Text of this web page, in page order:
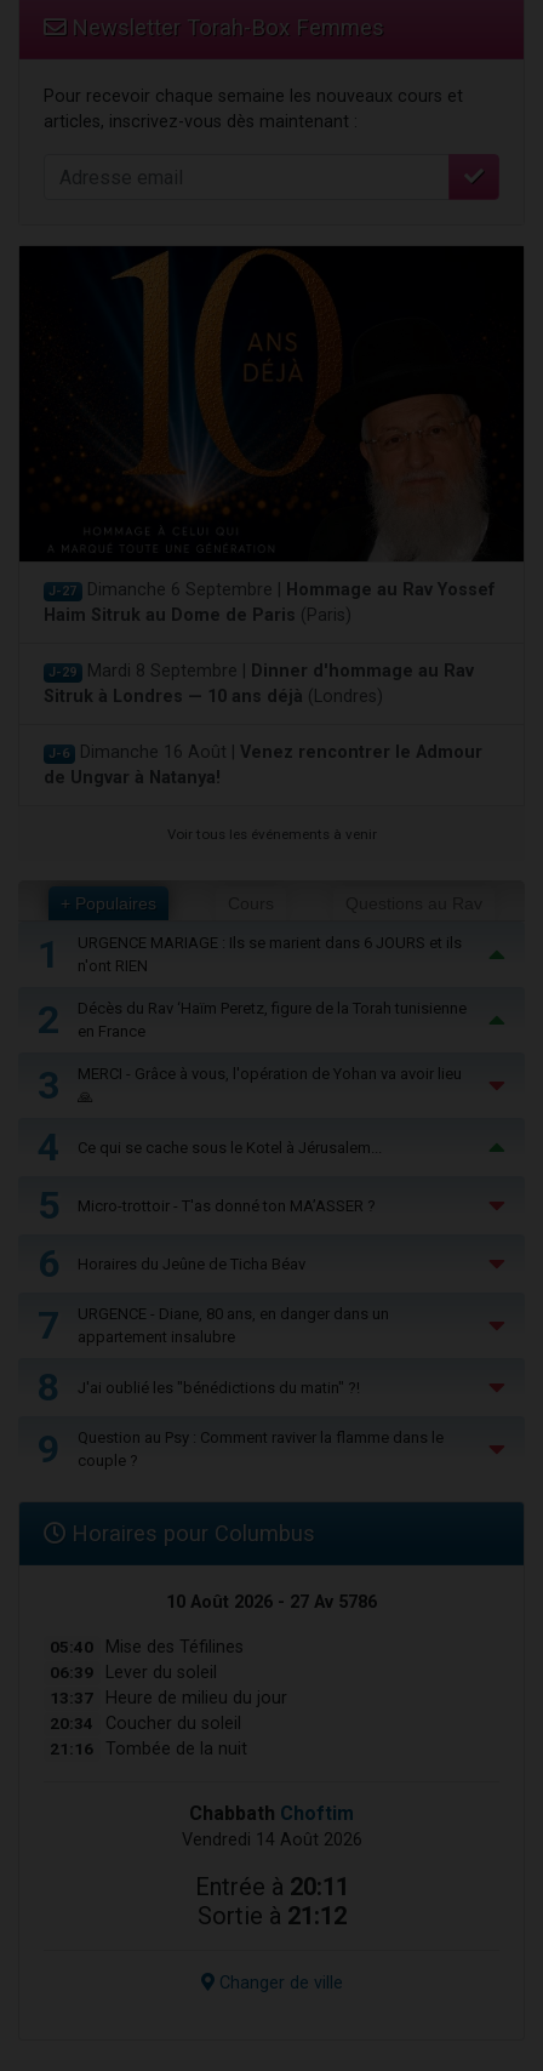
Newsletter Torah-Box Femmes
Pour recevoir chaque semaine les nouveaux cours et
articles, inscrivez-vous dès maintenant :
J-27 Dimanche 6 Septembre |
Hommage au Rav Yossef
Haim Sitruk au Dome de Paris (Paris)
J-29 Mardi 8 Septembre |
Dinner d'hommage au Rav
Sitruk à Londres — 10 ans déjà (Londres)
J-6 Dimanche 16 Août | Venez rencontrer le Admour
de Ungvar à Natanya!
Voir tous les événements à venir
+ Populaires
1
URGENCE MARIAGE : Ils se marient dans 6 JOURS et ils
n'ont RIEN
2
Décès du Rav ‘Haïm Peretz, figure de la Torah tunisienne
en France
3
MERCI - Grâce à vous, l'opération de Yohan va avoir lieu
🙏
4 Ce qui se cache sous le Kotel à Jérusalem...
5 Micro-trottoir - T'as donné ton MA’ASSER ?
6 Horaires du Jeûne de Ticha Béav
7
URGENCE - Diane, 80 ans, en danger dans un
appartement insalubre
8 J'ai oublié les "bénédictions du matin" ?!
9
Question au Psy : Comment raviver la flamme dans le
couple ?
Horaires pour Columbus
10 Août 2026 - 27 Av 5786
05:40 Mise des Téfilines
06:39 Lever du soleil
13:37 Heure de milieu du jour
20:34 Coucher du soleil
21:16 Tombée de la nuit
Chabbath Choftim
Vendredi 14 Août 2026
Entrée à 20:11
Sortie à 21:12
Changer de ville